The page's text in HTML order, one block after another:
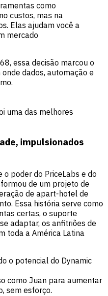
como
custos, mas na
Elas ajudam você a
mercado
essa decisão marcou o
dados, automação e
uma das melhores
impulsionados
o poder do PriceLabs e do
de um projeto de
de apart-hotel de
Essa história serve como
certas, o suporte
adaptar, os anfitriões de
toda a América Latina
o potencial do Dynamic
como Juan para aumentar
sem esforço.